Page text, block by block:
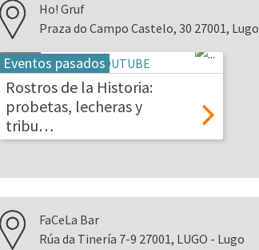
Ho! Gruf
Praza do Campo Castelo, 30 27001, Lugo
19
may
2026
Eventos pasados
Rostros de la Historia:
probetas, lecheras y
tribu…
FaCeLa Bar
Rúa da Tinería 7-9 27001, LUGO - Lugo